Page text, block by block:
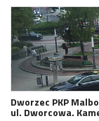
Dworzec PKP
ul. Dworcowa.